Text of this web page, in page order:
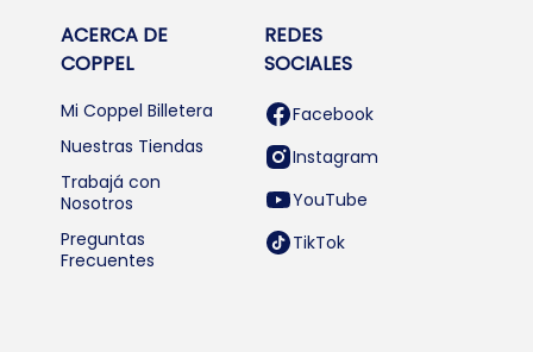
ACERCA DE
COPPEL
Mi Coppel Billetera
Nuestras Tiendas
Trabajá con
Nosotros
Preguntas
Frecuentes
REDES
SOCIALES
Facebook
Instagram
YouTube
TikTok